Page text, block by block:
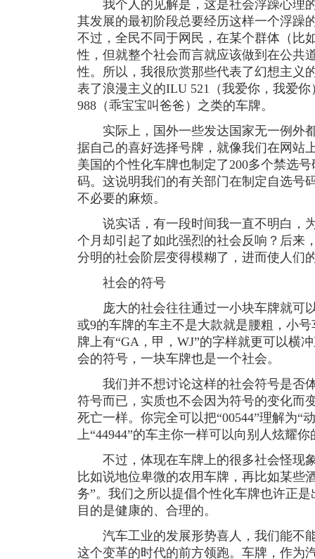
我个人的见解是，这是社会浮躁心理
其发展的最初阶段总要经历这样一个浮躁
不过，全民不同于网民，在某个群体（比
性，但就整个社会而言就应该做到在公共
性。所以，我很欣赏那些代表了幻想主义
表了浪漫主义的ILU 521（我爱你，我爱
988（乖宝宝叫爸爸）之类的车牌。
实际上，国外一些发达国家无一例外
据自己的喜好选择号牌，就像我们在网站
美国的个性化车牌也制定了200多个禁选
码。这说明我们的有关部门在制定自选号
不必要的麻烦。
说实话，有一段时间我一直不明白，
个月却引起了如此强烈的社会反响？后来
分明的社会阶层变得模糊了，进而使人们
社会的符号
庞大的社会往往通过一小块车牌就可
或9的车牌的车主不是大款就是腰粗，小
牌上有“GA，甲，WJ”的字样就更可以横
会的符号，一块车牌也是一个社会。
我们并不想讨论这样的社会符号是否
符号而已，实质也不会因为符号的变化而
死亡一样。你完全可以把“00544”理解为“
上“44944”的车主你一样可以向别人炫耀
不过，体现在车牌上的很多社会怪现
比如说地位卑微的农用车牌，再比如某些
务”。我们之所以提倡个性化车牌也许正
目的是健康的、合理的。
汽车工业的发展形势喜人，我们能不
这个变革的时代的前方领跑。车牌，作为